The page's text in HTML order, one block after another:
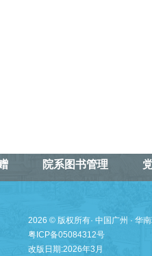
院系图书管理
2026 © 版权所有· 中国广州 · 华
粤ICP备05084312号
改版日期:2026年3月